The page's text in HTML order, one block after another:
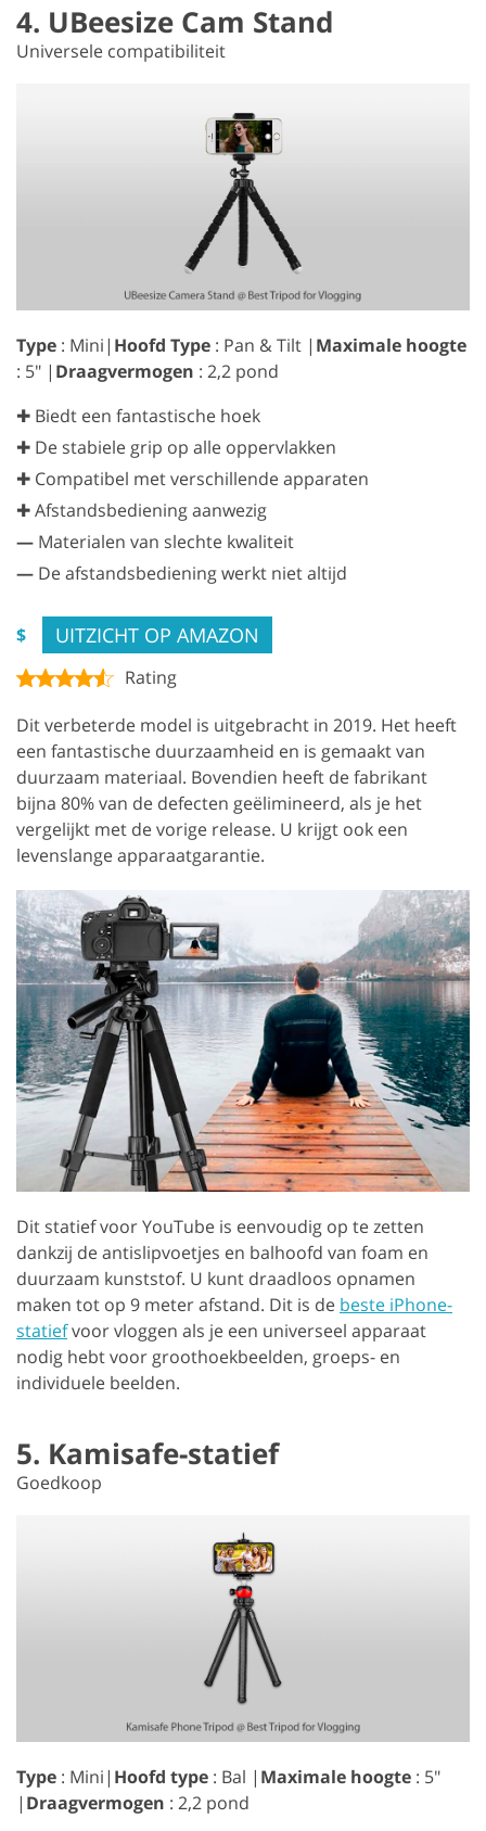
4. UBeesize Cam Stand
Universele compatibiliteit
Type : Mini| Hoofd Type : Pan & Tilt | Maximale hoogte
: 5″ | Draagvermogen : 2,2 pond
✚ Biedt een fantastische hoek
✚ De stabiele grip op alle oppervlakken
✚ Compatibel met verschillende apparaten
✚ Afstandsbediening aanwezig
— Materialen van slechte kwaliteit
— De afstandsbediening werkt niet altijd
$ UITZICHT OP AMAZON
Rating
Dit verbeterde model is uitgebracht in 2019. Het heeft
een fantastische duurzaamheid en is gemaakt van
duurzaam materiaal. Bovendien heeft de fabrikant
bijna 80% van de defecten geëlimineerd, als je het
vergelijkt met de vorige release. U krijgt ook een
levenslange apparaatgarantie.
Dit statief voor YouTube is eenvoudig op te zetten
dankzij de antislipvoetjes en balhoofd van foam en
duurzaam kunststof. U kunt draadloos opnamen
maken tot op 9 meter afstand. Dit is de beste iPhone-
statiefvoor vloggen als je een universeel apparaat
nodig hebt voor groothoekbeelden, groeps- en
individuele beelden.
5. Kamisafe-statief
Goedkoop
Type : Mini| Hoofd type : Bal | Maximale hoogte : 5″
| Draagvermogen : 2,2 pond